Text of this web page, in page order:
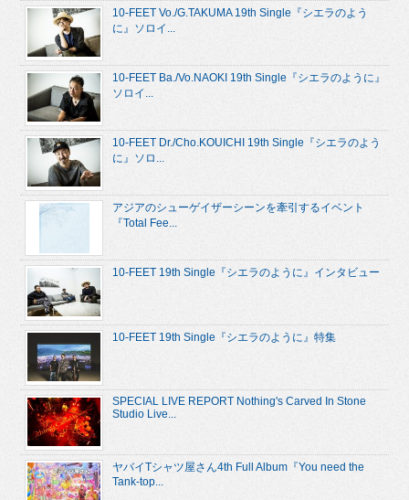
10-FEET Vo./G.TAKUMA 19th Single『シエラのよう
に』ソロイ...
10-FEET Ba./Vo.NAOKI 19th Single『シエラのように』
ソロイ...
10-FEET Dr./Cho.KOUICHI 19th Single『シエラのよう
に』ソロ...
アジアのシューゲイザーシーンを牽引するイベント
『Total Fee...
10-FEET 19th Single『シエラのように』インタビュー
10-FEET 19th Single『シエラのように』特集
SPECIAL LIVE REPORT Nothing's Carved In Stone
Studio Live...
ヤバイTシャツ屋さん4th Full Album『You need the
Tank-top...